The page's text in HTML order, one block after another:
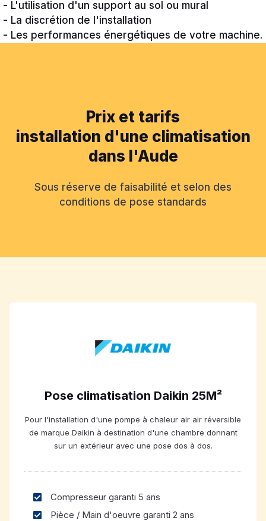
- L'utilisation d'un support au sol ou mural
- La discrétion de l'installation
- Les performances énergétiques de votre machine.
Prix et tarifs
installation d'une climatisation
dans l'Aude
Sous réserve de faisabilité et selon des
conditions de pose standards
Pose climatisation Daikin 25M²
Pour l'installation d'une pompe à chaleur air air réversible
de marque Daikin à destination d'une chambre donnant
sur un extérieur avec une pose dos à dos.
Compresseur garanti 5 ans
Pièce / Main d'oeuvre garanti 2 ans